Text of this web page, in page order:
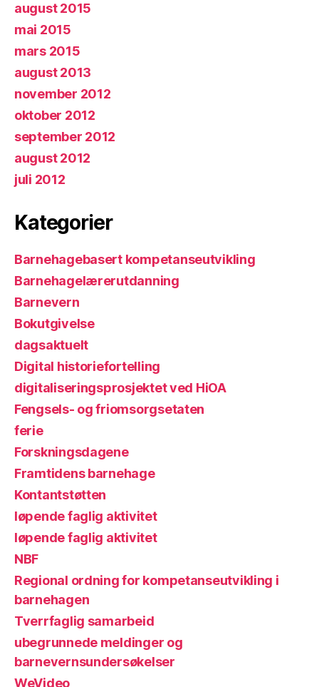
august 2015
mai 2015
mars 2015
august 2013
november 2012
oktober 2012
september 2012
august 2012
juli 2012
Kategorier
Barnehagebasert kompetanseutvikling
Barnehagelærerutdanning
Barnevern
Bokutgivelse
dagsaktuelt
Digital historiefortelling
digitaliseringsprosjektet ved HiOA
Fengsels- og friomsorgsetaten
ferie
Forskningsdagene
Framtidens barnehage
Kontantstøtten
løpende faglig aktivitet
løpende faglig aktivitet
NBF
Regional ordning for kompetanseutvikling i
barnehagen
Tverrfaglig samarbeid
ubegrunnede meldinger og
barnevernsundersøkelser
WeVideo